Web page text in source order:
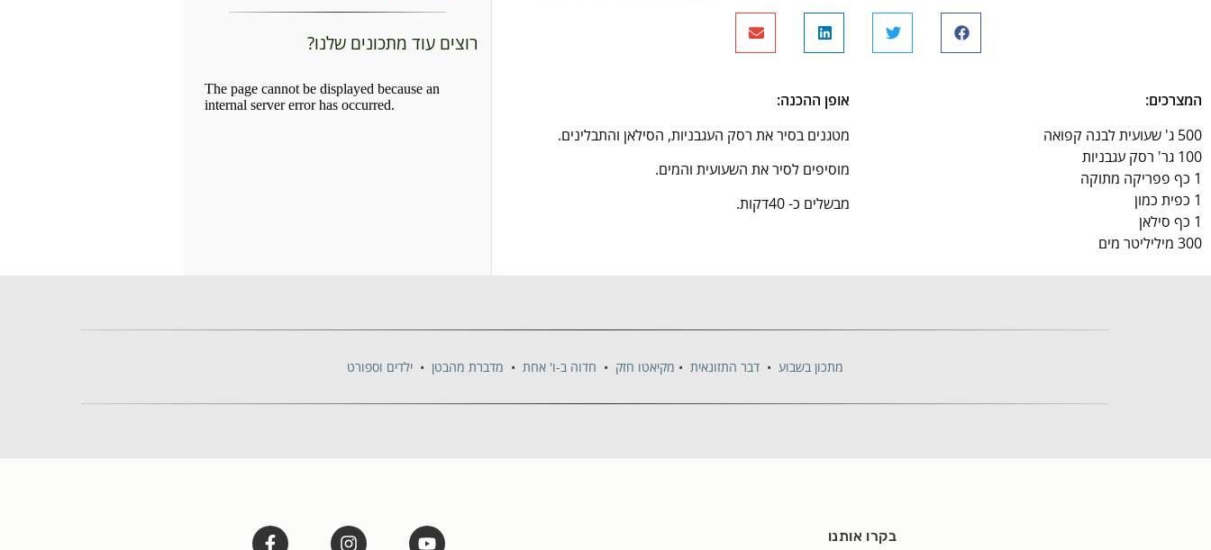
המצרכים:
500 ג' שעועית לבנה קפואה
100 גר' רסק עגבניות
1 כף פפריקה מתוקה
1 כפית כמון
1 כף סילאן
300 מיליליטר מים
אופן ההכנה:
מטגנים בסיר את רסק העגבניות, הסילאן והתבלינים.
מוסיפים לסיר את השעועית והמים.
מבשלים כ- 40דקות.
רוצים עוד מתכונים שלנו?
מתכון בשבוע •דבר התזונאית • מקיאטו חזק • חדוה ב-ו' אחת • מדברת מהבטן •ילדים וספורט
בקרו אותנו